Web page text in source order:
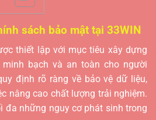
sách bảo mật tại 33WIN
thiết lập với mục tiêu xây dựng
bạch và an toàn cho người
định rõ ràng về bảo vệ dữ liệu,
nâng cao chất lượng trải nghiệm.
đa những nguy cơ phát sinh trong